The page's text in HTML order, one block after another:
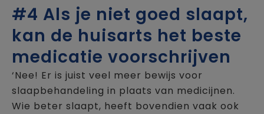
#4 Als je niet goed slaapt,
kan de huisarts het beste
medicatie voorschrijven
‘Nee! Er is juist veel meer bewijs voor
slaapbehandeling in plaats van medicijnen.
Wie beter slaapt, heeft bovendien vaak ook